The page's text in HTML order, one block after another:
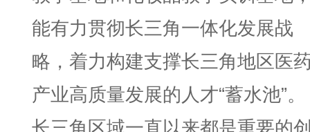
能有力贯彻长三角一体化发展战
略，着力构建支撑长三角地区医
产业高质量发展的人才“蓄水池”。
长三角区域一直以来都是重要的